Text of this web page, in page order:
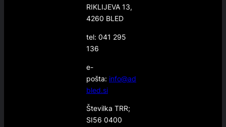
RIKLIJEVA 13,
4260 BLED
tel: 041 295
136
e-
pošta: info@ad
bled.si
Številka TRR;
SI56 0400